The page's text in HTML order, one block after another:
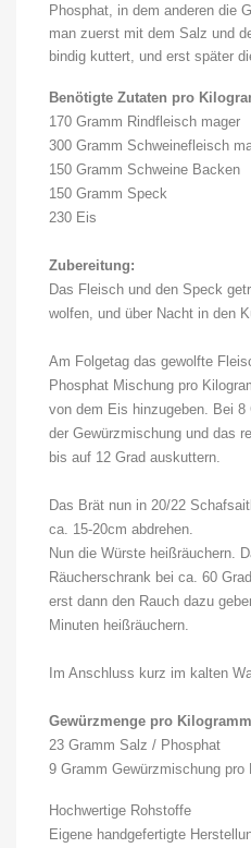
Phosphat, in dem anderen die
man zuerst mit dem Salz und
bindig kuttert, und erst später
Benötigte Zutaten pro
170 Gramm Rindfleisch mager
300 Gramm Schweinefleisch
150 Gramm Schweine Backen
150 Gramm Speck
230 Eis
Zubereitung:
Das Fleisch und den Speck
wolfen, und über Nacht in den
Am Folgetag das gewolfte
Phosphat Mischung pro
von dem Eis hinzugeben. Bei
der Gewürzmischung und das
bis auf 12 Grad auskuttern.
Das Brät nun in 20/22
ca. 15-20cm abdrehen.
Nun die Würste heißräuchern.
Räucherschrank bei ca. 60
erst dann den Rauch dazu
Minuten heißräuchern.
Im Anschluss kurz im kalten
Gewürzmenge pro
23 Gramm Salz / Phosphat
9 Gramm Gewürzmischung pro
Hochwertige Rohstoffe
Eigene handgefertigte